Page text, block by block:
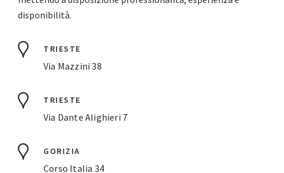
disponibilità.
TRIESTE
Via Mazzini 38
TRIESTE
Via Dante Alighieri 7
GORIZIA
Corso Italia 34